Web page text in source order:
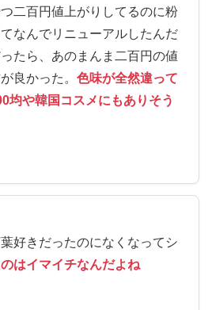
二百円値上がりしてるのに粉
なんでリニューアルしたんだ
たら、あのまんま二百円の値
良かった。 色味が全然違って
均や韓国コスメにもありそう
好きだったのになくなってシ
はイマイチなんだよね